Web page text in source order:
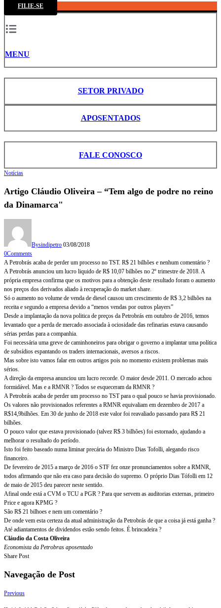
FILIE-SE
MENU
SETOR PRIVADO
APOSENTADOS
FALE CONOSCO
Notícias
Artigo Cláudio Oliveira – “Tem algo de podre no reino
da Dinamarca"
Bysindipetro 03/08/2018
0Comments
A Petrobrás acaba de perder um processo no TST. R$ 21 bilhões e nenhum comentário ?
A Petrobrás anunciou um lucro liquido de R$ 10,07 bilhões no 2º trimestre de 2018. A
própria empresa confirma que os motivos para a obtenção deste resultado foram o aumento
nos preços dos derivados aliado à recuperação do market share.
Só o aumento no volume de venda de diesel causou um crescimento de R$ 3,2 bilhões na
receita e segundo a empresa devido a “menos vendas por outros players”
Desde a implantação da nova politica de preços da Petrobrás em outubro de 2016, temos
levantado que a perda de mercado associada à ociosidade das refinarias estava causando
sérias perdas para a companhia.
Foi necessária uma greve de caminhoneiros para obrigar o governo a implantar uma política
de subsídios espantando os traders internacionais, aversos a riscos.
Mas sobre isto vamos falar em outros artigos pois no momento existem problemas mais
sérios.
A direção da empresa anunciou um lucro recorde. O maior desde 2011. O mercado achou
formidável. Mas e a RMNR ? Todos se esqueceram da RMNR ?
A Petrobrás acaba de perder um processo no TST para o qual pouco se havia provisionado.
Os valores não provisionados referentes a RMNR equivaliam em dezembro de 2017 a
R$14,9bilhões. Em 30 de junho de 2018 este valor foi reavaliado passando para R$ 21
bilhões.
O pouco valor que estava provisionado (talvez R$ 3 bilhões) foi estornado, ajudando a
melhorar o resultado do período.
Isto foi feito baseado numa liminar precária do Ministro Dias Tofolli, alegando risco
financeiro.
De fevereiro de 2015 a março de 2016 o STF fez onze pronunciamentos sobre a RMNR,
todos afirmando que não era caso para decisão do supremo. O próprio Dias Tófolli em 12
de maio de 2015 deu parecer neste sentido.
Afinal onde está a CVM o TCU a PGR ? Para que servem as auditorias externas, primeiro
Price e agora KPMG ?
São R$ 21 bilhoes e nem um comentário ?
De onde vem esta certeza da atual administração da Petrobrás de que a coisa já está ganha ?
Até adiantamentos de dividendos estão sendo feitos. É brincadeira ?
Cláudio da Costa Oliveira
Economista da Petrobras aposentado
Share Post
Navegação de Post
Previous